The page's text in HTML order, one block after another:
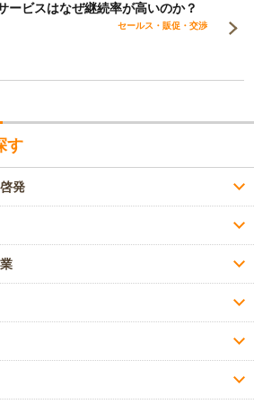
ービスはなぜ継続率が高いのか？
セールス・販促・交渉
す
発